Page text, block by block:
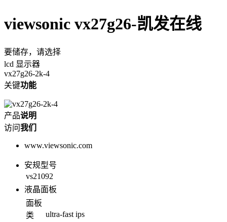
viewsonic vx27g26-凯发在线
要储存，请选择
lcd 显示器
vx27g26-2k-4
关键功能
产品说明
访问我们
www.viewsonic.com
安规型号
vs21092
液晶面板
面板
类
ultra-fast ips